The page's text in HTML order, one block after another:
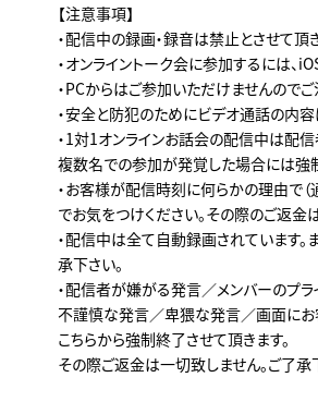
【注意事項】
・配信中の録画・録音は禁止とさせて頂き
・オンライントーク会に参加するには
・PCからはご参加いただけませんので
・安全と防犯のためにビデオ通話の内容
・1対1オンラインお話会の配信中は配
複数名での参加が発覚した場合には強制
・お客様が配信時刻に何らかの理由で
でお気をつけください。その際のご返金
・配信中は全て自動録画されています
承下さい。
・配信者が嫌がる発言／メンバーのプ
不謹慎な発言／卑猥な発言／画面に
こちらから強制終了させて頂きます。
その際ご返金は一切致しません。ご了承